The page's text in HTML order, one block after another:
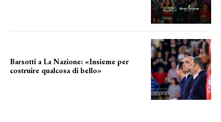
Barsotti a La Nazione: «Insieme per
costruire qualcosa di bello»